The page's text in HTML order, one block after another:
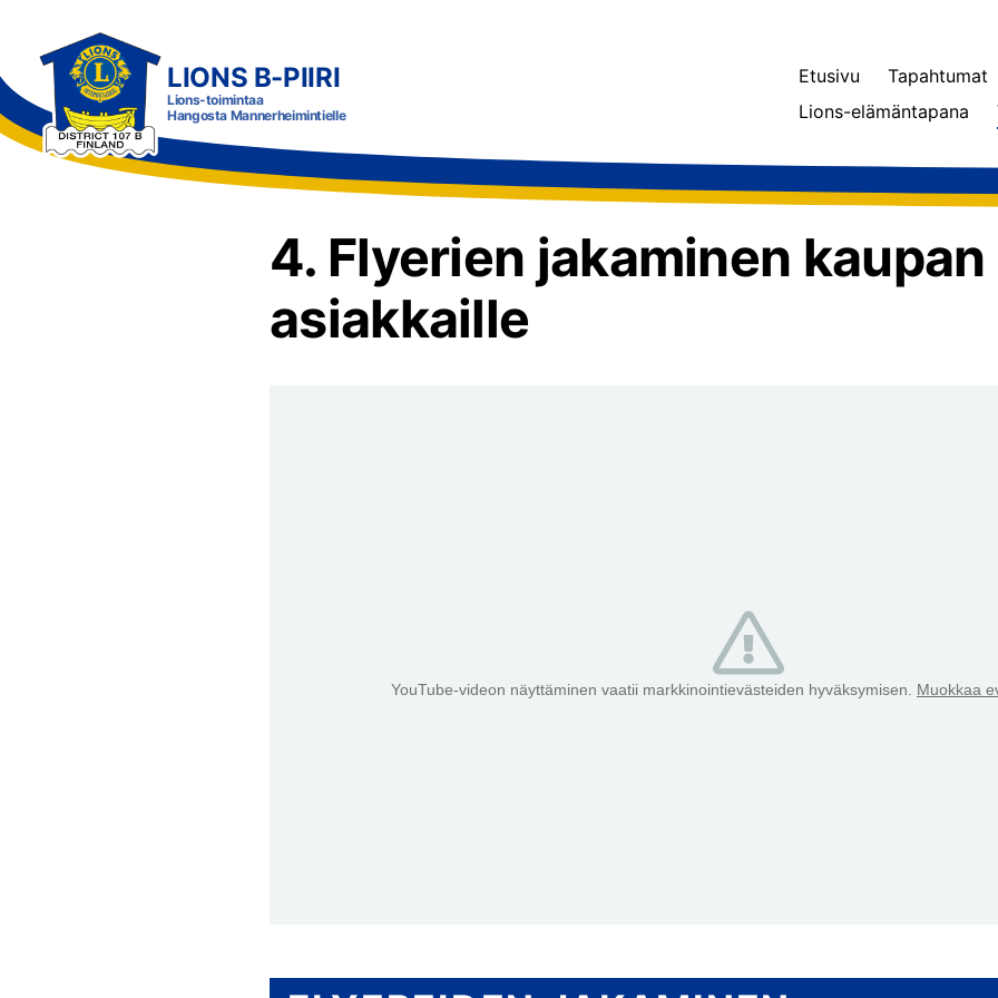
sivun
sisältöön
LIONS B-PIIRI
Lions-toimintaa
Hangosta Mannerheimintielle
Etusivu Tapahtumat
Lions-elämäntapana
4. Flyerien jakaminen kaupan
asiakkaille
YouTube-videon näyttäminen vaatii markkinointievästeiden hyväksymisen. Muokkaa